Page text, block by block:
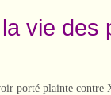
vie des
porté plainte contre